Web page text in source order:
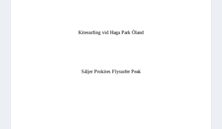
Kitesurfing vid Haga Park Öland
Säljer Prokites Flysurfer Peak